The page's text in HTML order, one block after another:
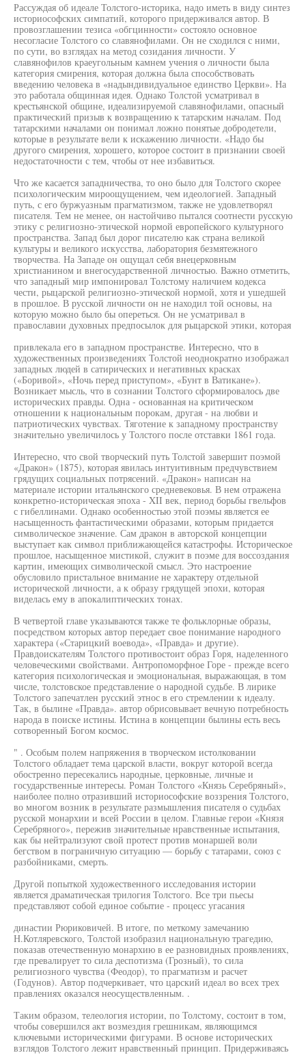
Рассуждая об идеале Толстого-историка, надо иметь в виду синтез
историософских симпатий, которого придерживался автор. В
провозглашении тезиса «обгцинности» состояло основное
несогласие Толстого со славянофилами. Он не сходился с ними,
по сути, во взглядах на метод созидания личности. У
славянофилов краеугольным камнем учения о личности была
категория смирения, которая должна была способствовать
введению человека в «надындивидуальное единство Церкви». На
это работала общинная идея. Однако Толстой усматривал в
крестьянской общине, идеализируемой славянофилами, опасный
практический призыв к возвращению к татарским началам. Под
татарскими началами он понимал ложно понятые добродетели,
которые в результате вели к искажению личности. «Надо бы
другого смирения, хорошего, которое состоит в признании своей
недостаточности с тем, чтобы от нее избавиться.
Что же касается западничества, то оно было для Толстого скорее
психологическим мироощущением, чем идеологией. Западный
путь, с его буржуазным прагматизмом, также не удовлетворял
писателя. Тем не менее, он настойчиво пытался соотнести русскую
этику с религиозно-этической нормой европейского культурного
пространства. Запад был дорог писателю как страна великой
культуры и великого искусства, лаборатория безмятежного
творчества. На Западе он ощущал себя внецерковным
христианином и внегосударственной личностью. Важно отметить,
что западный мир импонировал Толстому наличием кодекса
чести, рыцарской религиозно-этической нормой, хотя и ушедшей
в прошлое. В русской личности он не находил той основы, на
которую можно было бы опереться. Он не усматривал в
православии духовных предпосылок для рыцарской этики, которая
привлекала его в западном пространстве. Интересно, что в
художественных произведениях Толстой неоднократно изображал
западных людей в сатирических и негативных красках
(«Боривой», «Ночь перед приступом», «Бунт в Ватикане»).
Возникает мысль, что в сознании Толстого сформировалось две
исторических правды. Одна - основанная на критическом
отношении к национальным порокам, другая - на любви и
патриотических чувствах. Тяготение к западному пространству
значительно увеличилось у Толстого после отставки 1861 года.
Интересно, что свой творческий путь Толстой завершит поэмой
«Дракон» (1875), которая явилась интуитивным предчувствием
грядущих социальных потрясений. «Дракон» написан на
материале истории итальянского средневековья. В нем отражена
конкретно-историческая эпоха - XII век, период борьбы гвельфов
с гибеллинами. Однако особенностью этой поэмы является ее
насыщенность фантастическими образами, которым придается
символическое значение. Сам дракон в авторской концепции
выступает как символ приближающейся катастрофы. Историческое
прошлое, насыщенное мистикой, служит в поэме для воссоздания
картин, имеющих символической смысл. Это настроение
обусловило пристальное внимание не характеру отдельной
исторической личности, а к образу грядущей эпохи, которая
виделась ему в апокалиптических тонах.
В четвертой главе указываются также те фольклорные образы,
посредством которых автор передает свое понимание народного
характера («Старицкий воевода», «Правда» и другие).
Правдоискателям Толстого противостоит образ Горя, наделенного
человеческими свойствами. Антропоморфное Горе - прежде всего
категория психологическая и эмоциональная, выражающая, в том
числе, толстовское представление о народной судьбе. В лирике
Толстого запечатлен русский этнос в его стремлении к идеалу.
Так, в былине «Правда». автор обрисовывает вечную потребность
народа в поиске истины. Истина в концепции былины есть весь
сотворенный Богом космос.
" . Особым полем напряжения в творческом истолковании
Толстого обладает тема царской власти, вокруг которой всегда
обостренно пересекались народные, церковные, личные и
государственные интересы. Роман Толстого «Князь Серебряный»,
наиболее полно отразивший историософские воззрения Толстого,
во многом возник в результате размышления писателя о судьбах
русской монархии и всей России в целом. Главные герои «Князя
Серебряного», пережив значительные нравственные испытания,
как бы нейтрализуют свой протест против монаршей воли
бегством в пограничную ситуацию — борьбу с татарами, союз с
разбойниками, смерть.
Другой попыткой художественного исследования истории
является драматическая трилогия Толстого. Все три пьесы
представляют собой единое событие - процесс угасания
династии Рюриковичей. В итоге, по меткому замечанию
Н.Котляревского, Толстой изобразил национальную трагедию,
показав отечественную монархию в ее разновидных проявлениях,
где превалирует то сила деспотизма (Грозный), то сила
религиозного чувства (Феодор), то прагматизм и расчет
(Годунов). Автор подчеркивает, что царский идеал во всех трех
правлениях оказался неосуществленным. .
Таким образом, телеология истории, по Толстому, состоит в том,
чтобы совершился акт возмездия грешникам, являющимся
ключевыми историческими фигурами. В основе исторических
взглядов Толстого лежит нравственный принцип. Придерживаясь